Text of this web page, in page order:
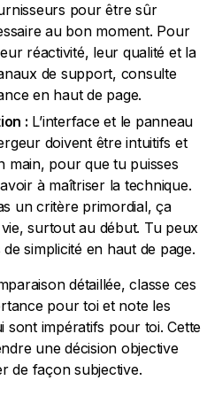
pour être sûr
au bon moment. Pour
réactivité, leur qualité et la
de support, consulte
en haut de page.
: L’interface et le panneau
doivent être intuitifs et
main, pour que tu puisses
à maîtriser la technique.
un critère primordial, ça
surtout au début. Tu peux
simplicité en haut de page.
détaillée, classe ces
pour toi et note les
sont impératifs pour toi. Cette
une décision objective
de façon subjective.